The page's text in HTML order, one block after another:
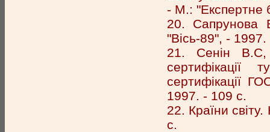
- М.: "Експертне
20. Сапрунова
"Вісь-89", -
21. Сенін В.С,
сертифікації
сертифікації
1997. - 109 с.
22. Країни
с.